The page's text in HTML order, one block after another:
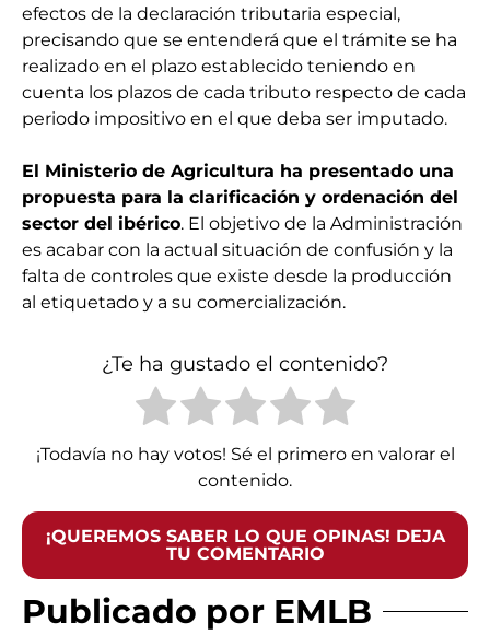
efectos de la declaración tributaria especial,
precisando que se entenderá que el trámite se ha
realizado en el plazo establecido teniendo en
cuenta los plazos de cada tributo respecto de cada
periodo impositivo en el que deba ser imputado.
El Ministerio de Agricultura ha presentado una
propuesta para la clarificación y ordenación del
sector del ibérico. El objetivo de la Administración
es acabar con la actual situación de confusión y la
falta de controles que existe desde la producción
al etiquetado y a su comercialización.
¿Te ha gustado el contenido?
¡Todavía no hay votos! Sé el primero en valorar el
contenido.
¡QUEREMOS SABER LO QUE OPINAS! DEJA
TU COMENTARIO
Publicado por EMLB